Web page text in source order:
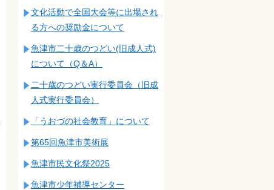
文化活動で全国大会等に出場され
る方への奨励金について
魚津市二十歳のつどい(旧成人式)
について（Q＆A）
二十歳のつどい実行委員会（旧成
人式実行委員会）
「うおづの社会教育」について
第65回魚津市美術展
魚津市民文化祭2025
魚津市少年補導センター